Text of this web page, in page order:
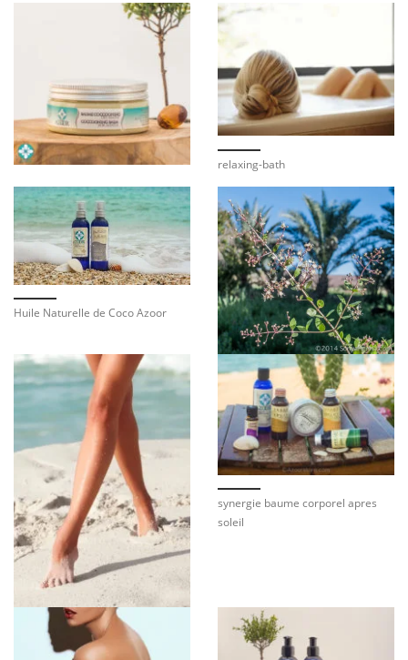
relaxing-bath
Huile Naturelle de Coco Azoor
synergie baume corporel apres
soleil